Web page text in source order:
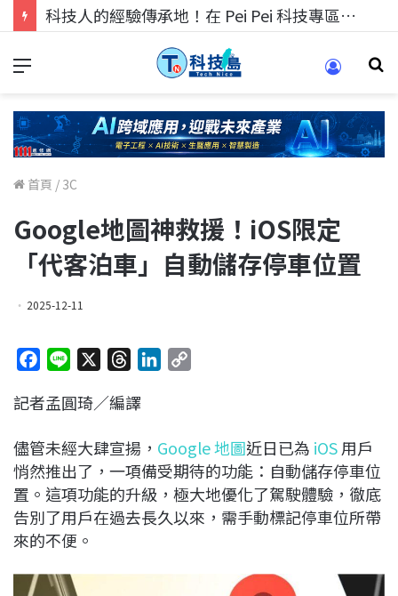
科技人的經驗傳承地！在 Pei Pei 科技專區，與學弟妹交流最硬核的技術
首頁 / 3C
Google地圖神救援！iOS限定
「代客泊車」自動儲存停車位置
2025-12-11
c
b
o
o
k
n
r
a
d
s
e
d
I
n
L
i
n
k
記者孟圓琦／編譯
儘管未經大肆宣揚， Google 地圖近日已為 iOS用戶
悄然推出了，一項備受期待的功能：自動儲存停車位
置。這項功能的升級，極大地優化了駕駛體驗，徹底
告別了用戶在過去長久以來，需手動標記停車位所帶
來的不便。